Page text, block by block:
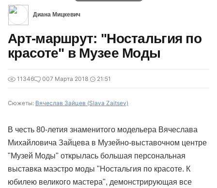
Диана Мицкевич
Арт-маршрут: "Ностальгия по
красоте" в Музее Моды
11346 007 Марта 2018 21:51
Сюжеты: Вячеслав Зайцев (Slava Zaitsev)
В честь 80-летия знаменитого модельера Вячеслава
Михайловича Зайцева в Музейно-выставочном центре
"Музей Моды" открылась большая персональная
выставка маэстро моды "Ностальгия по красоте. К
юбилею великого мастера", демонстрирующая все